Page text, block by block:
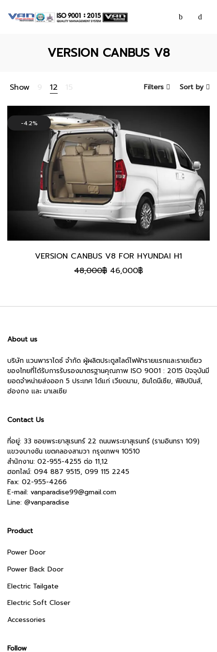
VERSION CANBUS V8
Show 9 12 15 Sort by
Filters
4.2%
VERSION CANBUS V8 FOR HYUNDAI H1
48,000฿ Original
46,000฿Current
About us
บริษัท แวนพาราไดซ์ จำกัด ผู้ผลิตประตูสไลด์ไฟฟ้ารายแรกและรายเดียว
ของไทยที่ได้รับการรับรองมาตรฐานคุณภาพ ISO 9001 : 2015 ปัจจุบันมี
ยอดจำหน่ายส่งออก 5 ประเทศ ได้แก่ เวียดนาม, อินโดนีเซีย, ฟิลิปปินส์,
ฮ่องกง และ มาเลเซีย
Contact Us
ที่อยู่: 33 ซอยพระยาสุเรนทร์ 22 ถนนพระยาสุเรนทร์ (รามอินทรา 109)
แขวงบางชัน เขตคลองสามวา กรุงเทพฯ 10510
สำนักงาน: 02-955-4255 ต่อ 11,12
ฮอทไลน์: 094 887 9515, 099 115 2245
Fax: 02-955-4266
E-mail: vanparadise99@gmail.com
Line: @vanparadise
Product
Power Door
Power Back Door
Electric Tailgate
Electric Soft Closer
Accessories
Follow